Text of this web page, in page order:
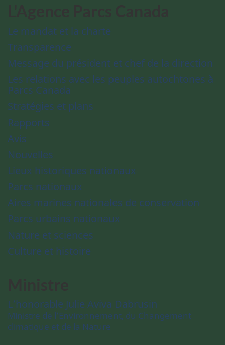
Le mandat et la charte
Transparence
Message du président et chef de la direction
Les relations avec les peuples autochtones à
Parcs Canada
Stratégies et plans
Rapports
Avis
Nouvelles
Lieux historiques nationaux
Parcs nationaux
Aires marines nationales de conservation
Parcs urbains nationaux
Nature et sciences
Culture et histoire
L’honorable Julie Aviva Dabrusin
Ministre de l’Environnement, du Changement
climatique et de la Nature